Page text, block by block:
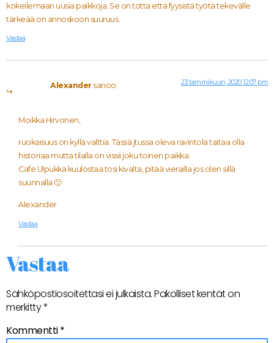
kokeilemaan uusia paikkoja. Se on totta että fyysistä työtä tekevälle
tärkeää on annoskoon suuruus.
Vastaa
Alexander sanoo: 23 tammikuun, 2020 12:07 pm
Moikka Hirvonen,
ruokaisuus on kyllä valttia. Tässä jtussa oleva ravintola taitaa olla
historiaa mutta tilalla on vissii joku toinen paikka.
Cafe Ulpukka kuulostaa tosi kivalta, pitää vierailla jos olen sillä
suunnalla 🙂
Alexander
Vastaa
Vastaa
Sähköpostiosoitettasi ei julkaista.Pakolliset kentät on
merkitty*
Kommentti*